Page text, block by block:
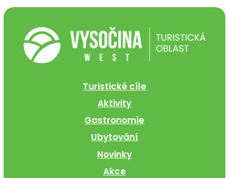
Turistické cíle
Aktivity
Gastronomie
Ubytování
Novinky
Akce